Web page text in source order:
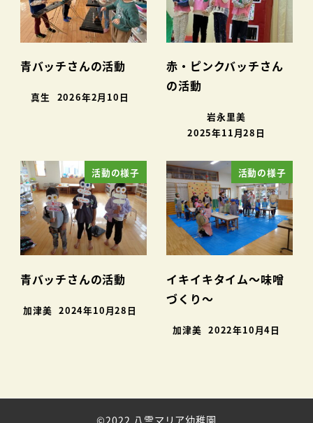
青バッチさんの活動
真生 2026年2月10日
赤・ピンクバッチさん
の活動
岩永里美
2025年11月28日
活動の様子
青バッチさんの活動
加津美 2024年10月28日
活動の様子
イキイキタイム～味噌
づくり～
加津美 2022年10月4日
©2022 八雲マリア幼稚園